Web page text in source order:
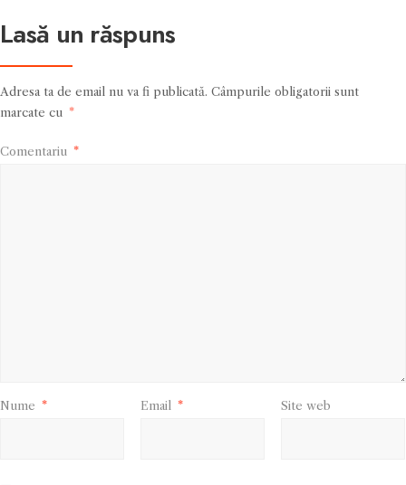
Lasă un răspuns
Adresa ta de email nu va fi publicată. Câmpurile obligatorii sunt
marcate cu *
Comentariu *
Nume * Email * Site web